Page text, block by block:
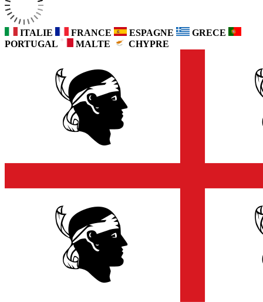
ITALIE FRANCE ESPAGNE
GRECE
PORTUGAL
MALTE CHYPRE